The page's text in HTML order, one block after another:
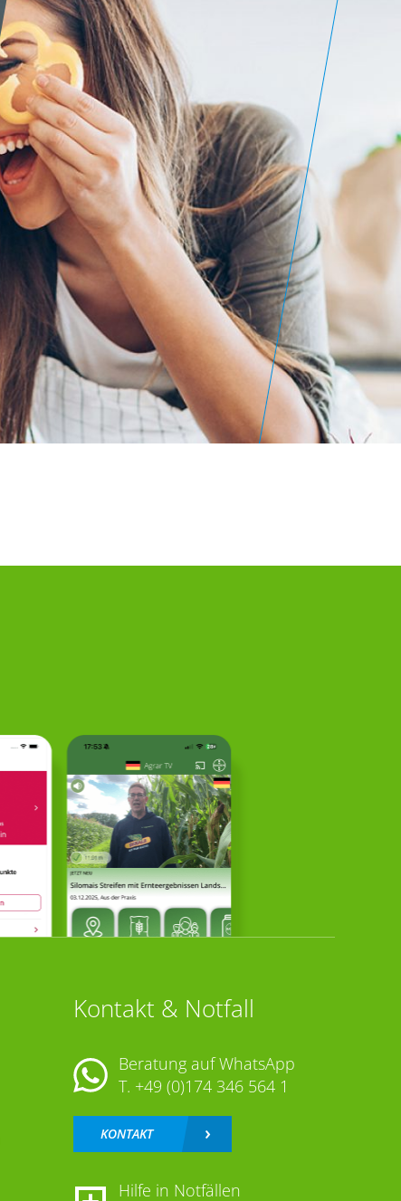
Kontakt & Notfall
Beratung auf WhatsApp
T. +49 (0)174 346 564 1
KONTAKT
Hilfe in Notfällen